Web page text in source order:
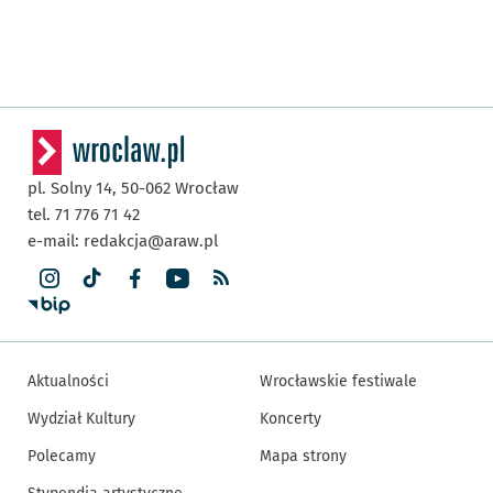
pl. Solny 14, 50-062 Wrocław
tel. 71 776 71 42
e-mail: redakcja@araw.pl
Aktualności
Wydział Kultury
Polecamy
Wrocławskie festiwale
Koncerty
Mapa strony